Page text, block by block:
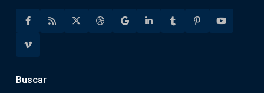
Buscar